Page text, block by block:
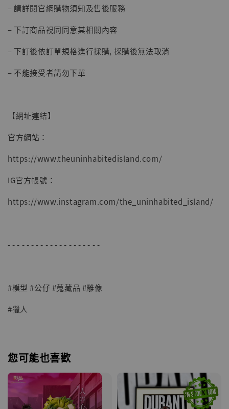
– 請詳閱官網購物須知及售後服務
– 下訂商品視同同意其相關內容
– 下訂後依訂單規格進行採購, 採購後無法取消
– 不能接受者請勿下單
【網址連結】
官方網站：
https://www.theuninhabitedisland.com/
IG官方帳號：
https://www.instagram.com/the_uninhabited_island/
- - - - - - - - - - - - - - - - - - - -
#模型 #公仔 #蒐藏品 #雕像
#獵人
您可能也喜歡